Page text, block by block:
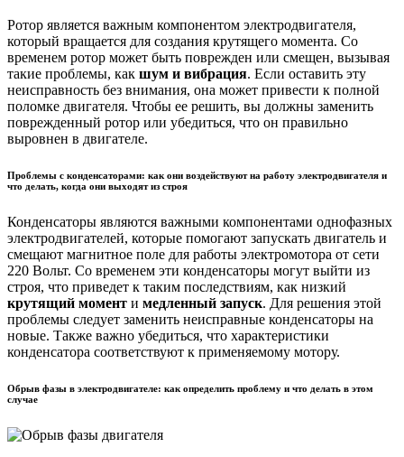
Ротор является важным компонентом электродвигателя,
который вращается для создания крутящего момента. Со
временем ротор может быть поврежден или смещен, вызывая
такие проблемы, как шум и вибрация. Если оставить эту
неисправность без внимания, она может привести к полной
поломке двигателя. Чтобы ее решить, вы должны заменить
поврежденный ротор или убедиться, что он правильно
выровнен в двигателе.
Проблемы с конденсаторами: как они воздействуют на работу электродвигателя и
что делать, когда они выходят из строя
Конденсаторы являются важными компонентами однофазных
электродвигателей, которые помогают запускать двигатель и
смещают магнитное поле для работы электромотора от сети
220 Вольт. Со временем эти конденсаторы могут выйти из
строя, что приведет к таким последствиям, как низкий
крутящий момент и медленный запуск. Для решения этой
проблемы следует заменить неисправные конденсаторы на
новые. Также важно убедиться, что характеристики
конденсатора соответствуют к применяемому мотору.
Обрыв фазы в электродвигателе: как определить проблему и что делать в этом
случае